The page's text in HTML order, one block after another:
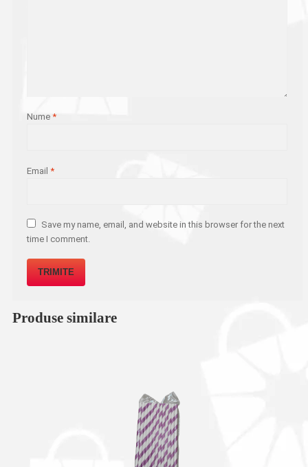
Nume*
Email*
Save my name, email, and website in this browser for the next
time I comment.
Produse similare